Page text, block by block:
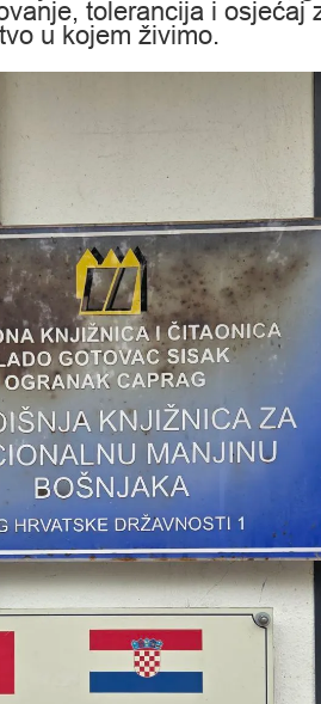
tolerancija i osjećaj
u kojem živimo.